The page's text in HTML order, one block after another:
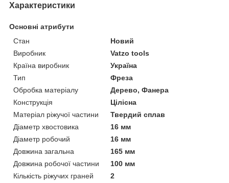
Характеристики
Основні атрибути
Стан
Новий
Виробник
Vatzo tools
Країна виробник
Україна
Тип
Фреза
Обробка матеріалу
Дерево, Фанера
Конструкція
Цілісна
Матеріал ріжучої частини
Твердий сплав
Діаметр хвостовика
16 мм
Діаметр робочий
16 мм
Довжина загальна
165 мм
Довжина робочої частини
100 мм
Кількість ріжучих граней
2